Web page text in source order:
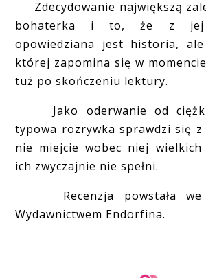
Zdecydowanie największą
bohaterka i to, że z jej
opowiedziana jest historia,
której zapomina się w
tuż po skończeniu lektury.
Jako oderwanie od
typowa rozrywka sprawdzi się z
nie miejcie wobec niej wielkich
ich zwyczajnie nie spełni.
Recenzja powstała we
Wydawnictwem Endorfina.